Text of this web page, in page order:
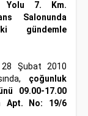
Yolu 7. Km.
Salonunda
gündemle
28 Şubat 2010
çoğunluk
09.00-17.00
Apt. No: 19/6